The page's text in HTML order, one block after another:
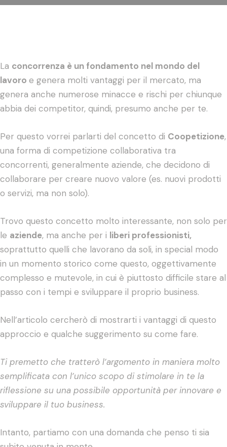
La concorrenza è un fondamento nel mondo del
lavoro e genera molti vantaggi per il mercato, ma
genera anche numerose minacce e rischi per chiunque
abbia dei competitor, quindi, presumo anche per te.
Per questo vorrei parlarti del concetto di Coopetizione,
una forma di competizione collaborativa tra
concorrenti, generalmente aziende, che decidono di
collaborare per creare nuovo valore (es. nuovi prodotti
o servizi, ma non solo).
Trovo questo concetto molto interessante, non solo per
le aziende, ma anche per i liberi professionisti,
soprattutto quelli che lavorano da soli, in special modo
in un momento storico come questo, oggettivamente
complesso e mutevole, in cui è piuttosto difficile stare al
passo con i tempi e sviluppare il proprio business.
Nell’articolo cercherò di mostrarti i vantaggi di questo
approccio e qualche suggerimento su come fare.
Ti premetto che tratterò l’argomento in maniera molto
semplificata con l’unico scopo di stimolare in te la
riflessione su una possibile opportunità per innovare e
sviluppare il tuo business.
Intanto, partiamo con una domanda che penso ti sia